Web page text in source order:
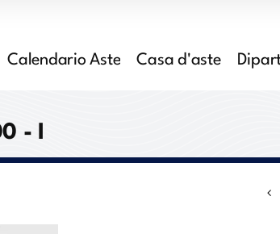
Calendario Aste Casa d'aste
- I